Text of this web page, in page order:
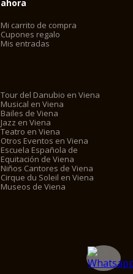
ahora
Mi carrito de compra
Cupones regalo
Mis entradas
Tour del Danubio en Viena
Musical en Viena
Bailes de Viena
Jazz en Viena
Teatro en Viena
Otros Eventos en Viena
Escuela Española de
Equitación de Viena
Niños Cantores de Viena
Cirque du Soleil en Viena
Museos de Viena